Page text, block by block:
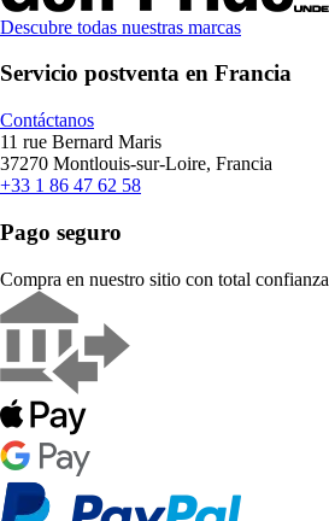
Descubre todas nuestras marcas
Servicio postventa en Francia
Contáctanos
11 rue Bernard Maris
37270 Montlouis-sur-Loire, Francia
+33 1 86 47 62 58
Pago seguro
Compra en nuestro sitio con total confianza